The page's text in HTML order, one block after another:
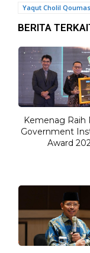
Yaqut Cholil Qoumas
BERITA
Kemenag Raih
Government
Award